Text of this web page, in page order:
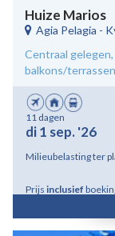
Huize Marios
Agia Pelagia -
Centraal
balkons/
11 dagen
di 1 sep. '26
Milieubelasting ter
Prijs inclusief